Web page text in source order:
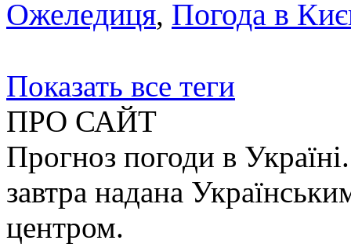
Ожеледиця, Погода в
Показать все теги
ПРО САЙТ
Прогноз погоди в
завтра надана
центром.